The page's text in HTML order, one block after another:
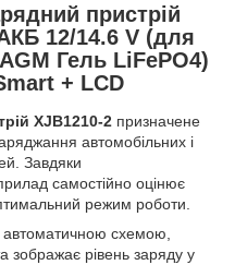
пристрій
12/14.6 V (для
Гель LiFePO4)
+ LCD
XJB1210-2 призначене
автомобільних і
Завдяки
самостійно оцінює
режим роботи.
автоматичною схемою,
зображає рівень заряду у